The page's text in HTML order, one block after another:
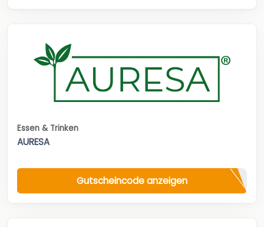
Essen & Trinken
AURESA
Gutscheincode anzeigen